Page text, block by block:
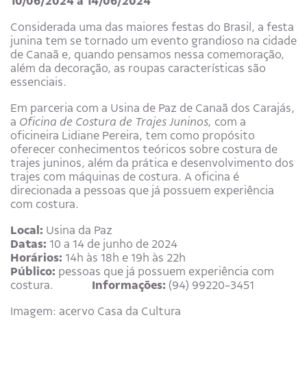
Considerada uma das maiores festas do Brasil, a festa
junina tem se tornado um evento grandioso na cidade
de Canaã e, quando pensamos nessa comemoração,
além da decoração, as roupas características são
essenciais.
Em parceria com a Usina de Paz de Canaã dos Carajás,
a Oficina de Costura de Trajes Juninos, com a
oficineira Lidiane Pereira, tem como propósito
oferecer conhecimentos teóricos sobre costura de
trajes juninos, além da prática e desenvolvimento dos
trajes com máquinas de costura. A oficina é
direcionada a pessoas que já possuem experiência
com costura.
Local: Usina da Paz
Datas: 10 a 14 de junho de 2024
Horários: 14h às 18h e 19h às 22h
Público: pessoas que já possuem experiência com
costura. Informações: (94) 99220-3451
Imagem: acervo Casa da Cultura